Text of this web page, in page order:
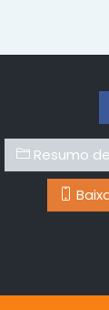
Resumo